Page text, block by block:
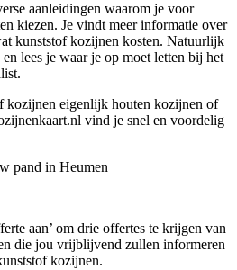
aanleidingen waarom je voor
kiezen. Je vindt meer informatie over
kunststof kozijnen kosten. Natuurlijk
lees je waar je op moet letten bij het
kozijnen eigenlijk houten kozijnen of
vind je snel en voordelig
pand in Heumen
aan’ om drie offertes te krijgen van
die jou vrijblijvend zullen informeren
kozijnen.